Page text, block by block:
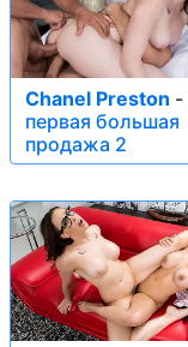
Chanel Preston -
первая большая
продажа 2